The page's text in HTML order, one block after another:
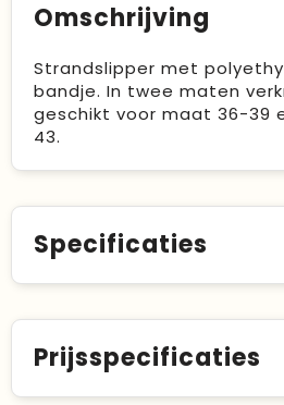
Omschrijving
Strandslipper met
bandje. In twee maten
geschikt voor maat 36-39
43.
Specificaties
Prijsspecificaties